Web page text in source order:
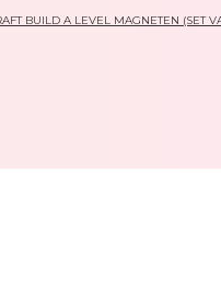
BUILD A LEVEL MAGNETEN (SET